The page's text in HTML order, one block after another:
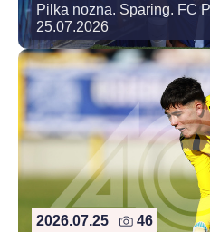
Pilka nozna. Sparing. FC
25.07.2026
2026.07.25 46